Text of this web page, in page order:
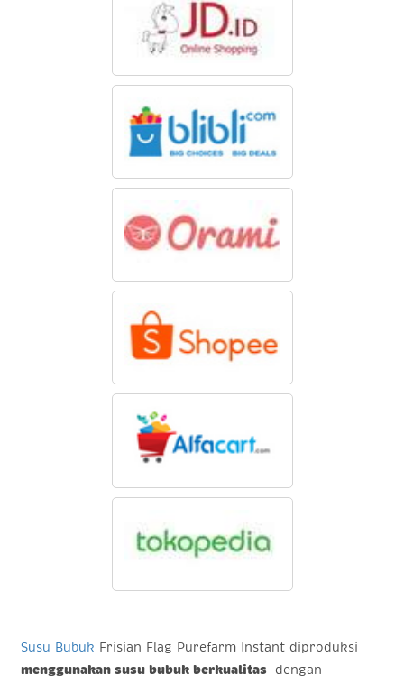
Susu Bubuk Frisian Flag Purefarm Instant diproduksi
menggunakan susu bubuk berkualitas
dengan